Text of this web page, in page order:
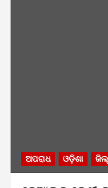
ଅପରାଧ ଓଡ଼ିଶା